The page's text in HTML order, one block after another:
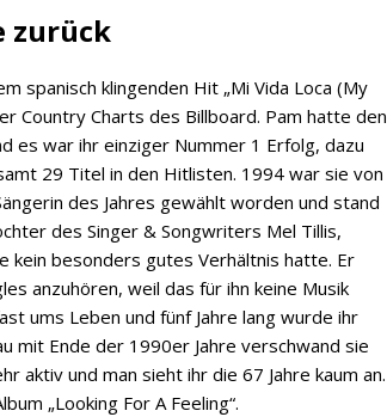
zurück
spanisch klingenden Hit „Mi Vida Loca (My
Country Charts des Billboard. Pam hatte den
es war ihr einziger Nummer 1 Erfolg, dazu
29 Titel in den Hitlisten. 1994 war sie von
des Jahres gewählt worden und stand
des Singer & Songwriters Mel Tillis,
kein besonders gutes Verhältnis hatte. Er
anzuhören, weil das für ihn keine Musik
ums Leben und fünf Jahre lang wurde ihr
mit Ende der 1990er Jahre verschwand sie
aktiv und man sieht ihr die 67 Jahre kaum an.
„Looking For A Feeling“.